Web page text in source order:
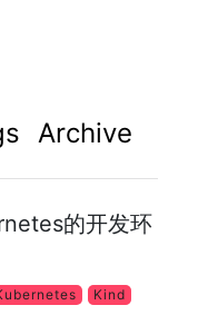
Archive
的开发环
Kind